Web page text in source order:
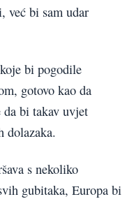
već bi sam udar
bi pogodile
gotovo kao da
bi takav uvjet
dolazaka.
s nekoliko
gubitaka, Europa bi